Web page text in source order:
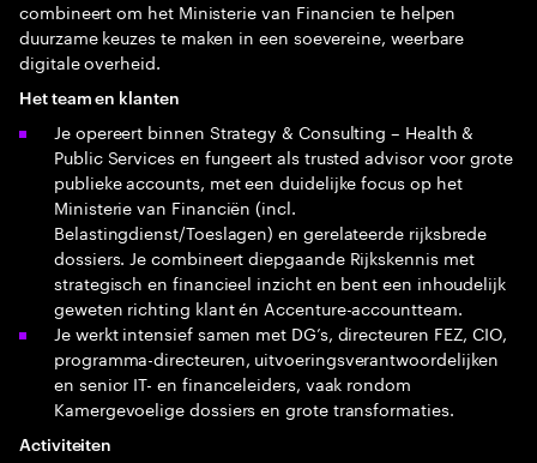
combineert om het Ministerie van Financien te helpen
duurzame keuzes te maken in een soevereine, weerbare
digitale overheid.
Het team en klanten
Je opereert binnen Strategy & Consulting – Health &
Public Services en fungeert als trusted advisor voor grote
publieke accounts, met een duidelijke focus op het
Ministerie van Financiën (incl.
Belastingdienst/Toeslagen) en gerelateerde rijksbrede
dossiers. Je combineert diepgaande Rijkskennis met
strategisch en financieel inzicht en bent een inhoudelijk
geweten richting klant én Accenture-accountteam.
Je werkt intensief samen met DG’s, directeuren FEZ, CIO,
programma-directeuren, uitvoeringsverantwoordelijken
en senior IT- en financeleiders, vaak rondom
Kamergevoelige dossiers en grote transformaties.
Activiteiten